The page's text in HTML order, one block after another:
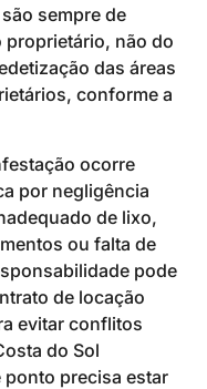
sempre de
não do
das áreas
conforme a
ocorre
por negligência
de lixo,
ou falta de
pode
de locação
evitar conflitos
do Sol
precisa estar